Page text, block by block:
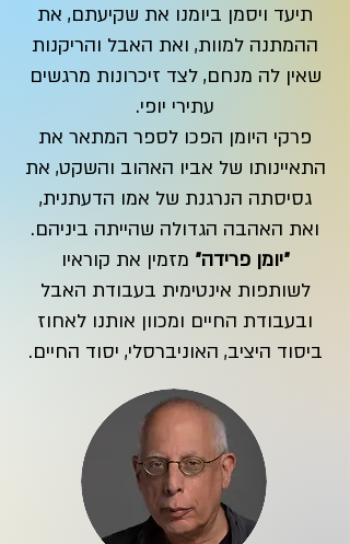
תיעד ויסמן ביומנו את שקיעתם, את
ההמתנה למוות, ואת האבל והריקנות
שאין לה מנחם, לצד זיכרונות מרגשים
עתירי יופי.
פרקי היומן הפכו לספר המתאר את
התאיינותו של אביו האהוב והשקט, את
גסיסתה הנרגנת של אמו הדעתנית,
ואת האהבה הגדולה שהייתה ביניהם.
״יומן פרידה״ מזמין את קוראיו
לשותפות אינטימית בעבודת האבל
ובעבודת החיים ומכוון אותנו לאחוז
ביסוד היציב, האוניברסלי, יסוד החיים.